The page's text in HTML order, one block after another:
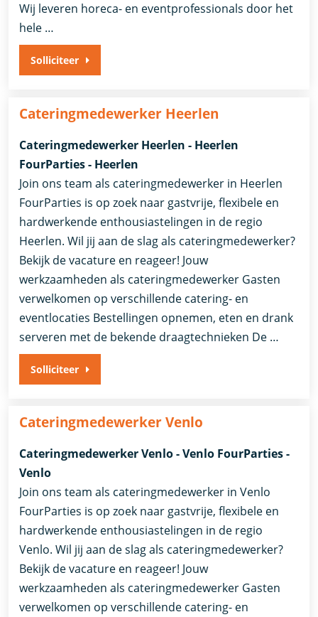
Wij leveren horeca- en eventprofessionals door het
hele …
Solliciteer
Cateringmedewerker Heerlen
Cateringmedewerker Heerlen - Heerlen
FourParties - Heerlen
Join ons team als cateringmedewerker in Heerlen
FourParties is op zoek naar gastvrije, flexibele en
hardwerkende enthousiastelingen in de regio
Heerlen. Wil jij aan de slag als cateringmedewerker?
Bekijk de vacature en reageer! Jouw
werkzaamheden als cateringmedewerker Gasten
verwelkomen op verschillende catering- en
eventlocaties Bestellingen opnemen, eten en drank
serveren met de bekende draagtechnieken De …
Solliciteer
Cateringmedewerker Venlo
Cateringmedewerker Venlo - Venlo FourParties -
Venlo
Join ons team als cateringmedewerker in Venlo
FourParties is op zoek naar gastvrije, flexibele en
hardwerkende enthousiastelingen in de regio
Venlo. Wil jij aan de slag als cateringmedewerker?
Bekijk de vacature en reageer! Jouw
werkzaamheden als cateringmedewerker Gasten
verwelkomen op verschillende catering- en